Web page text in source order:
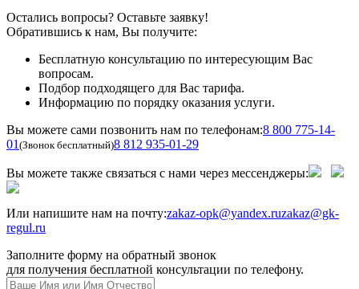
Остались вопросы? Оставьте заявку!
Обратившись к нам, Вы получите:
Бесплатную консультацию по интересующим Вас
вопросам.
Подбор подходящего для Вас тарифа.
Информацию по порядку оказания услуги.
Вы можете сами позвонить нам по телефонам:8 800 775-14-
01 (Звонок бесплатный)8 812 935-01-29
Вы можете также связаться с нами через мессенджеры:
Или напишите нам на почту:zakaz-opk@yandex.ruzakaz@gk-
regul.ru
Заполните форму на обратный звонок
для получения бесплатной консультации по телефону.